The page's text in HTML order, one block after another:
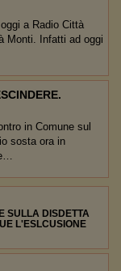
a Radio Città
Monti. Infatti ad oggi
in Comune sul
sosta ora in
SULLA DISDETTA
L'ESLCUSIONE